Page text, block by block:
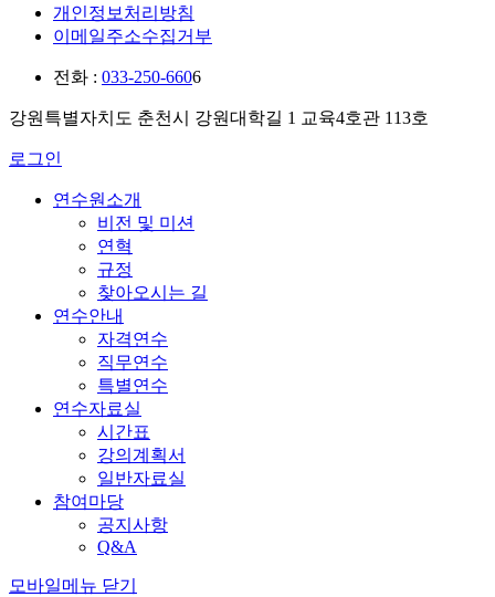
개인정보처리방침
이메일주소수집거부
전화 : 033-250-6606
강원특별자치도 춘천시 강원대학길 1 교육4호관 113호
로그인
연수원소개
비전 및 미션
연혁
규정
찾아오시는 길
연수안내
자격연수
직무연수
특별연수
연수자료실
시간표
강의계획서
일반자료실
참여마당
공지사항
Q&A
모바일메뉴 닫기